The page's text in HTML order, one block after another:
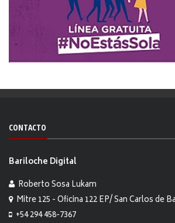
CONTACTO
Bariloche Digital
Roberto Sosa Lukam
Mitre 125 - Oficina 122 EP/ San Carlos de
+54 294 458-7367